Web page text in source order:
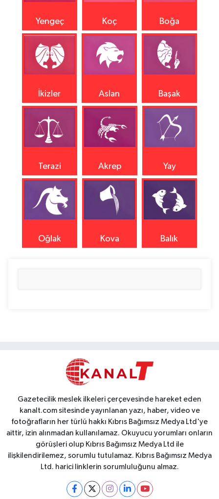
Yengeç Koç Boğa
İkizler Aslan Başak
Terazi Akrep Yay
Oğlak Kova Balık
Gazetecilik meslek ilkeleri çerçevesinde hareket eden
kanalt.com sitesinde yayınlanan yazı, haber, video ve
fotoğrafların her türlü hakkı Kıbrıs Bağımsız Medya Ltd'ye
aittir, izin alınmadan kullanılamaz. Okuyucu yorumları onların
görüşleri olup Kıbrıs Bağımsız Medya Ltd ile
ilişkilendirilemez, sorumlu tutulamaz. Kıbrıs Bağımsız Medya
Ltd. harici linklerin sorumluluğunu almaz.